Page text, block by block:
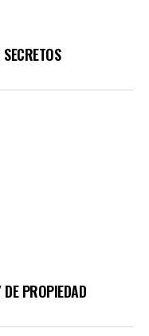
PROPIEDAD